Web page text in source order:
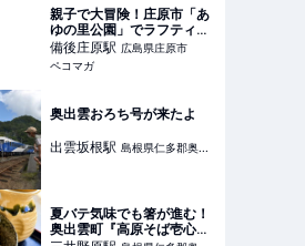
親子で大冒険！庄原市「あ
ゆの里公園」でラフティン
グ体験をしてきました！
備後庄原駅 広島県庄原市
ペコマガ
奥出雲おろち号が来たよ
出雲坂根駅 島根県仁多郡奥出
夏バテ気味でも箸が進む！
奥出雲町『高原そば壱心』